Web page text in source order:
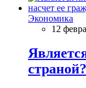
Экономика
12